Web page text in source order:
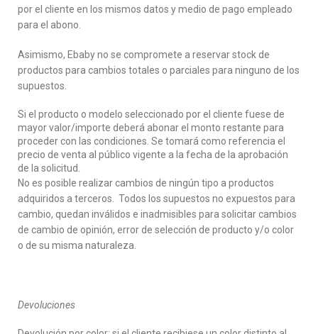
por el cliente en los mismos datos y medio de pago empleado
para el abono.
Asimismo, Ebaby no se compromete a reservar stock de
productos para cambios totales o parciales para ninguno de los
supuestos.
Si el producto o modelo seleccionado por el cliente fuese de
mayor valor/importe deberá abonar el monto restante para
proceder con las condiciones. Se tomará como referencia el
precio de venta al público vigente a la fecha de la aprobación
de la solicitud.
No es posible realizar cambios de ningún tipo a productos
adquiridos a terceros. Todos los supuestos no expuestos para
cambio, quedan inválidos e inadmisibles para solicitar cambios
de cambio de opinión, error de selección de producto y/o color
o de su misma naturaleza.
Devoluciones